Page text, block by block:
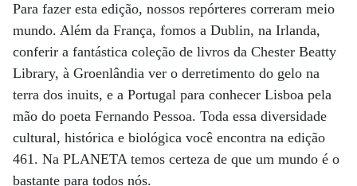
Para fazer esta edição, nossos repórteres correram meio
mundo. Além da França, fomos a Dublin, na Irlanda,
conferir a fantástica coleção de livros da Chester Beatty
Library, à Groenlândia ver o derretimento do gelo na
terra dos inuits, e a Portugal para conhecer Lisboa pela
mão do poeta Fernando Pessoa. Toda essa diversidade
cultural, histórica e biológica você encontra na edição
461. Na PLANETA temos certeza de que um mundo é o
bastante para todos nós.